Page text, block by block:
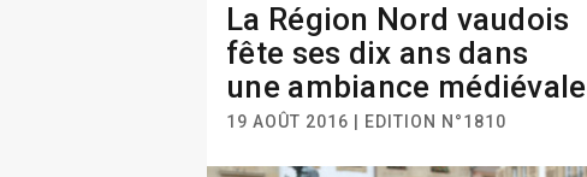
La Région Nord vaudois
fête ses dix ans dans
une ambiance médiévale
19 AOÛT 2016 | EDITION N°1810